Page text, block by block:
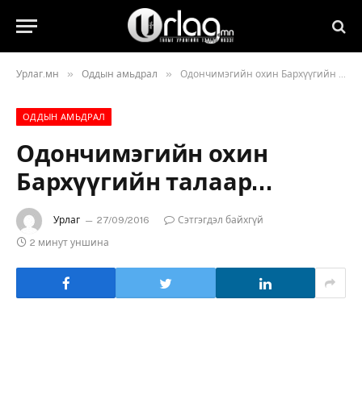
Урлаг.мн » Оддын амьдрал » Одончимэгийн охин Бархүүгийн талаар…
ОДДЫН АМЬДРАЛ
Одончимэгийн охин
Бархүүгийн талаар…
Урлаг 27/09/2016
Сэтгэгдэл байхгүй
2 минут уншина